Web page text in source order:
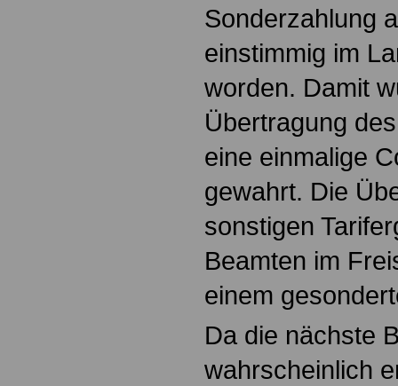
Sonderzahlung
einstimmig im
worden. Damit
Übertragung
eine einmalige
gewahrt. Die
sonstigen
Beamten im
einem
Da die nächste
wahrscheinlich